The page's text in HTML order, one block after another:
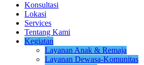
Konsultasi
Lokasi
Services
Tentang Kami
Kegiatan
Layanan Anak & Remaja
Layanan Dewasa-Komunitas